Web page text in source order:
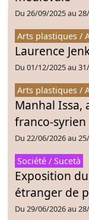
Du 26/09/2025 au
Arts plastiques /
Laurence
Du 01/12/2025 au
Arts plastiques /
Manhal Issa,
franco-syrien
Du 22/06/2026 au
Société / Sucetà
Exposition
étranger de
Du 29/06/2026 au